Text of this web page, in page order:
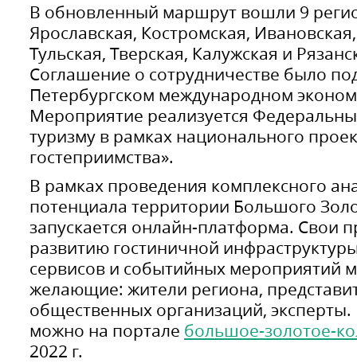
В обновленный маршрут вошли 9
Ярославская, Костромская,
Тульская, Тверская, Калужская и
Соглашение о сотрудничестве было
Петербургском международном
Мероприятие реализуется
туризму в рамках национального
гостеприимства».
В рамках проведения комплексного
потенциала территории Большого
запускается онлайн-платформа. Свои
развитию гостиничной
сервисов и событийных мероприятий
желающие: жители региона,
общественных организаций,
можно на портале большое-золотое-
2022 г.